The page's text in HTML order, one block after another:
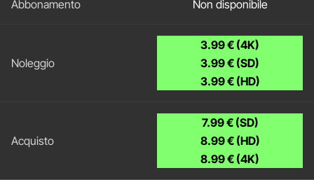
Non disponibile
3.99 € (4K)
3.99 € (SD)
3.99 € (HD)
7.99 € (SD)
8.99 € (HD)
8.99 € (4K)